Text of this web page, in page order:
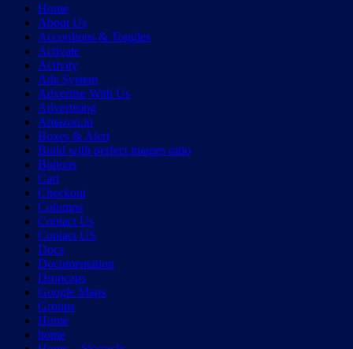
Home
About Us
Accordions & Toggles
Activate
Activity
Ads System
Advertise With Us
Advertising
Amazon.in
Boxes & Alert
Build with perfect images ratio
Buttons
Cart
Checkout
Columns
Contact Us
Contact US
Docs
Documentation
Dropcaps
Google Maps
Groups
Home
home